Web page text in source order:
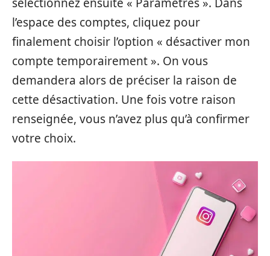
l’espace des comptes, cliquez pour
finalement choisir l’option « désactiver mon
compte temporairement ». On vous
demandera alors de préciser la raison de
cette désactivation. Une fois votre raison
renseignée, vous n’avez plus qu’à confirmer
votre choix.